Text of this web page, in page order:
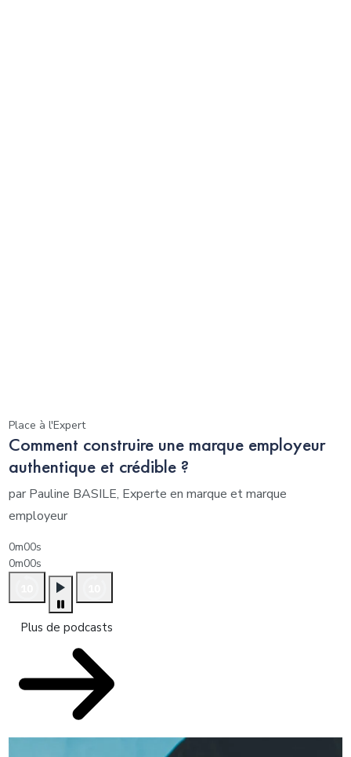
Place à l'Expert
Comment construire une marque employeur
authentique et crédible ?
par Pauline BASILE, Experte en marque et marque
employeur
0m00s
0m00s
Plus de podcasts